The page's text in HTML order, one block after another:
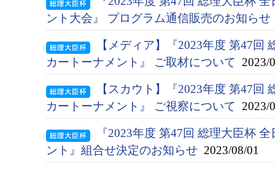
ント大会』 プログラム通信販売のお知らせ
【メディア】『2023年度 第47回
カートーナメント』 ご取材について 2023/
【スカウト】『2023年度 第47回
カートーナメント』 ご視察について 2023/
『2023年度 第47回 総理大臣杯
ント』組合せ決定のお知らせ 2023/08/01